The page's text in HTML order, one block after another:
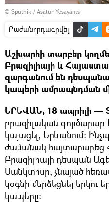
© Sputnik / Asatur Yesayants
Բաժանորդագրվել
Աշխարհի տարբեր
Բրազիլիայի և
զարգանում են
կապերի ամրապնդման
ԵՐԵՎԱՆ, 18 ապրիլի —
բրազիլական գործարար
կայացել, Երևանում։
ժամանակ հայտարարեց
Բրազիլիայի դեսպան
Սանկտոսը, չնայած
կօգնի մերձեցնել երկու
կապերը։